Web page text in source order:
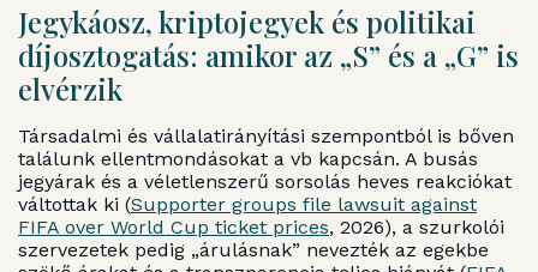
Jegykáosz, kriptojegyek és politikai
díjosztogatás: amikor az „S” és a „G” is
elvérzik
Társadalmi és vállalatirányítási szempontból is bőven
találunk ellentmondásokat a vb kapcsán. A busás
jegyárak és a véletlenszerű sorsolás heves reakciókat
váltottak ki (Supporter groups file lawsuit against
FIFA over World Cup ticket prices, 2026), a szurkolói
szervezetek pedig „árulásnak” nevezték az egekbe